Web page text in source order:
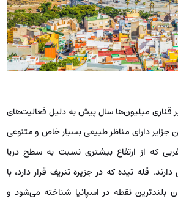
قناری میلیون‌ها سال پیش به دلیل فعالیت‌های
جزایر دارای مناظر طبیعی بسیار خاص و متنوعی
که از ارتفاع بیشتری نسبت به سطح دریا
قله تیده که در جزیره تنریف قرار دارد، با
به عنوان بلندترین نقطه در اسپانیا شناخته می‌شود و